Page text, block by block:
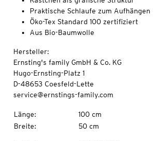
Praktische Schlaufe zum Aufhängen
Öko-Tex Standard 100 zertifiziert
Aus Bio-Baumwolle
Hersteller:
Ernsting's family GmbH & Co. KG
Hugo-Ernsting-Platz 1
D-48653 Coesfeld-Lette
service@ernstings-family.com
Länge:
100 cm
Breite: 50 cm